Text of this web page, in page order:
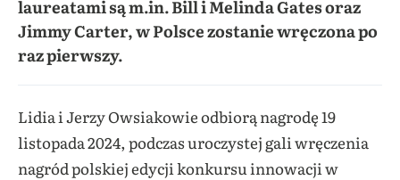
laureatami są m.in. Bill i Melinda Gates oraz
Jimmy Carter, w Polsce zostanie wręczona po
raz pierwszy.
Lidia i Jerzy Owsiakowie odbiorą nagrodę 19
listopada 2024, podczas uroczystej gali wręczenia
nagród polskiej edycji konkursu innowacji w